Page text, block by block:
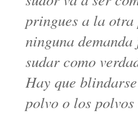
pringues a la otra
ninguna
sudar como
Hay que
polvo o los